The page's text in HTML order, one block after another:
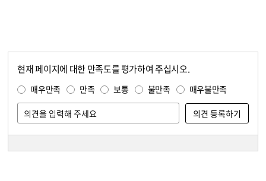
현재 페이지에 대한 만족도를 평가하여 주십시오.
매우만족 만족 보통 불만족 매우불만족